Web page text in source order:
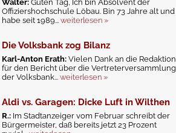
Walter:Guten Tag, Ich bin Absolvent der
Offiziershochschule Löbau. Bin 73 Jahre alt und
habe seit 1989...weiterlesen »
Die Volksbank zog Bilanz
Karl-Anton Erath:Vielen Dank an die Redaktion
für den Bericht über die Vertreterversammlung
der Volksbank...weiterlesen »
Aldi vs. Garagen: Dicke Luft in Wilthen
R.: Im Stadtanzeiger vom Februar schreibt der
Bürgermeister, daß bereits jetzt 23 Prozent